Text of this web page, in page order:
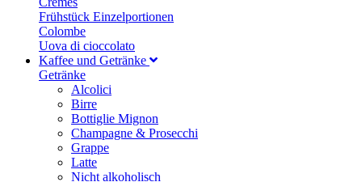
Frühstück Einzelportionen
Colombe
Uova di cioccolato
Kaffee und Getränke
Getränke
Alcolici
Birre
Bottiglie Mignon
Champagne & Prosecchi
Grappe
Latte
Nicht alkoholisch